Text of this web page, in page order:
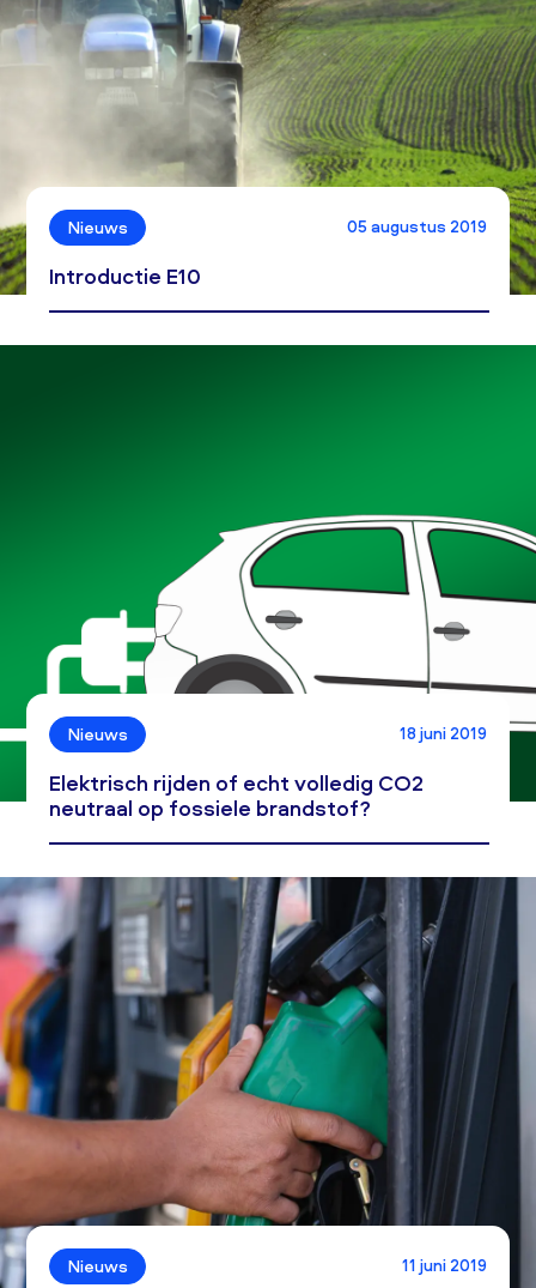
Nieuws 05 augustus 2019
Introductie E10
Nieuws 18 juni 2019
Elektrisch rijden of echt volledig CO2
neutraal op fossiele brandstof?
Nieuws 11 juni 2019